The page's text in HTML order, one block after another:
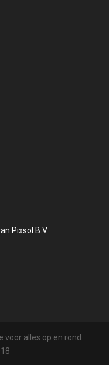
Pixsol B.V.
voor alles op en rond